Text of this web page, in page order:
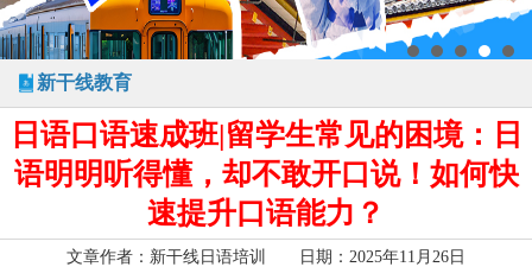
新干线教育
日语口语速成班|留学生常见的困境：日
语明明听得懂，却不敢开口说！如何快
速提升口语能力？
文章作者：新干线日语培训 日期：2025年11月26日